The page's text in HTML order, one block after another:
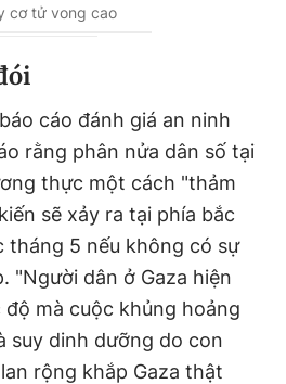
cơ tử vong cao
cáo đánh giá an ninh
rằng phân nửa dân số tại
thực một cách "thảm
sẽ xảy ra tại phía bắc
tháng 5 nếu không có sự
"Người dân ở Gaza hiện
mà cuộc khủng hoảng
suy dinh dưỡng do con
rộng khắp Gaza thật